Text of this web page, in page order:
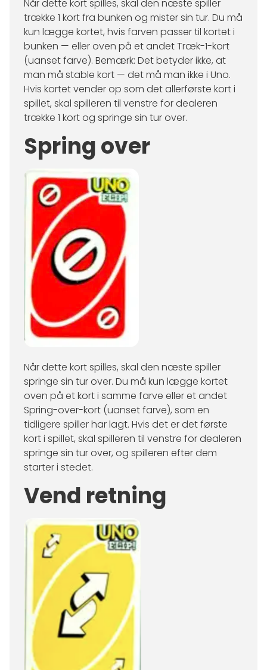
Når dette kort spilles, skal den næste spiller
trække 1 kort fra bunken og mister sin tur. Du må
kun lægge kortet, hvis farven passer til kortet i
bunken — eller oven på et andet Træk-1-kort
(uanset farve). Bemærk: Det betyder ikke, at
man må stable kort — det må man ikke i Uno.
Hvis kortet vender op som det allerførste kort i
spillet, skal spilleren til venstre for dealeren
trække 1 kort og springe sin tur over.
Spring over
Når dette kort spilles, skal den næste spiller
springe sin tur over. Du må kun lægge kortet
oven på et kort i samme farve eller et andet
Spring-over-kort (uanset farve), som en
tidligere spiller har lagt. Hvis det er det første
kort i spillet, skal spilleren til venstre for dealeren
springe sin tur over, og spilleren efter dem
starter i stedet.
Vend retning